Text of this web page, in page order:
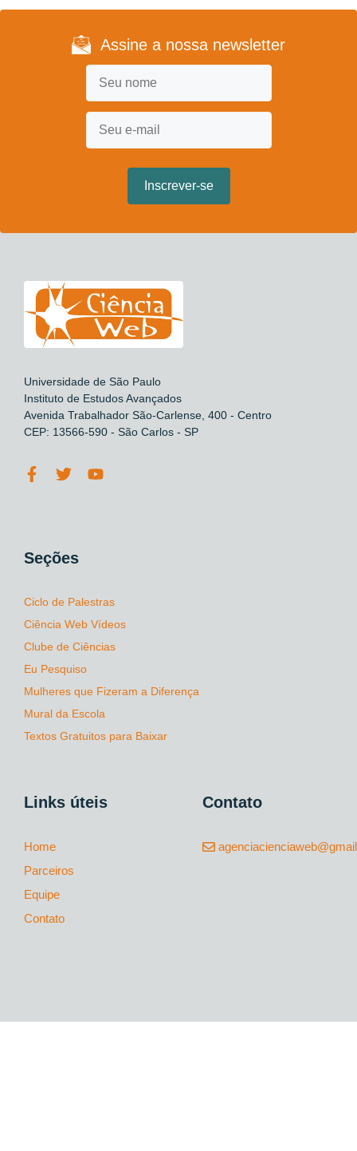
Assine a nossa newsletter
Universidade de São Paulo
Instituto de Estudos Avançados
Avenida Trabalhador São-Carlense, 400 - Centro
CEP: 13566-590 - São Carlos - SP
Seções
Ciclo de Palestras
Ciência Web Vídeos
Clube de Ciências
Eu Pesquiso
Mulheres que Fizeram a Diferença
Mural da Escola
Textos Gratuitos para Baixar
Links úteis
Home
Parceiros
Equipe
Contato
Contato